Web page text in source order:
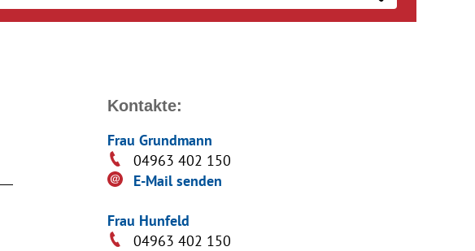
Kontakte:
Frau Grundmann
04963 402 150
E-Mail senden
Frau Hunfeld
04963 402 150